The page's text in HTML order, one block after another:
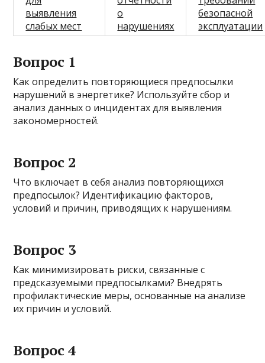
выявления
слабых мест
о
нарушениях
безопасной
эксплуатации
Вопрос 1
Как определить повторяющиеся предпосылки
нарушений в энергетике? Используйте сбор и
анализ данных о инцидентах для выявления
закономерностей.
Вопрос 2
Что включает в себя анализ повторяющихся
предпосылок? Идентификацию факторов,
условий и причин, приводящих к нарушениям.
Вопрос 3
Как минимизировать риски, связанные с
предсказуемыми предпосылками? Внедрять
профилактические меры, основанные на анализе
их причин и условий.
Вопрос 4